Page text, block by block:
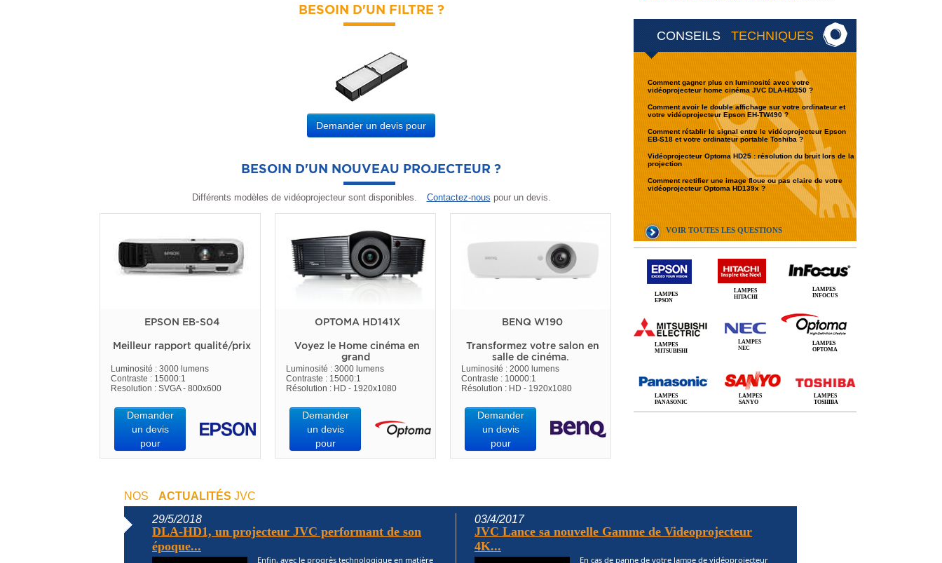
CONSEILS TECHNIQUES
Comment gagner plus en luminosité avec votre
vidéoprojecteur home cinéma JVC DLA-HD350 ?
Comment avoir le double affichage sur votre ordinateur et
votre vidéoprojecteur Epson EH-TW490 ?
Comment rétablir le signal entre le vidéoprojecteur Epson
EB-S18 et votre ordinateur portable Toshiba ?
Vidéoprojecteur Optoma HD25 : résolution du bruit lors de la
projection
Comment rectifier une image floue ou pas claire de votre
vidéoprojecteur Optoma HD139x ?
VOIR TOUTES LES QUESTIONS
LAMPES
EPSON
LAMPES
HITACHI
LAMPES
INFOCUS
LAMPES
MITSUBISHI
LAMPES
NEC
LAMPES
OPTOMA
LAMPES
PANASONIC
LAMPES
SANYO
LAMPES
TOSHIBA
BESOIN D'UN FILTRE ?
Demander un devis pour
BESOIN D'UN NOUVEAU PROJECTEUR ?
Différents modèles de vidéoprojecteur sont disponibles. Contactez-nous pour un devis.
EPSON EB-S04
Meilleur rapport qualité/prix
Luminosité : 3000 lumens
Contraste : 15000:1
Resolution : SVGA - 800x600
Demander
un devis
pour
OPTOMA HD141X
Voyez le Home cinéma en
grand
Luminosité : 3000 lumens
Contraste : 15000:1
Résolution : HD - 1920x1080
Demander
un devis
pour
BENQ W190
Transformez votre salon en
salle de cinéma.
Luminosité : 2000 lumens
Contraste : 10000:1
Résolution : HD - 1920x1080
Demander
un devis
pour
NOS ACTUALITÉS JVC
29/5/2018
DLA-HD1, un projecteur JVC performant de son
époque...
Enfin, avec le progrès technologique en matière
03/4/2017
JVC Lance sa nouvelle Gamme de Videoprojecteur
4K...
En cas de panne de votre lampe de vidéoprojecteur